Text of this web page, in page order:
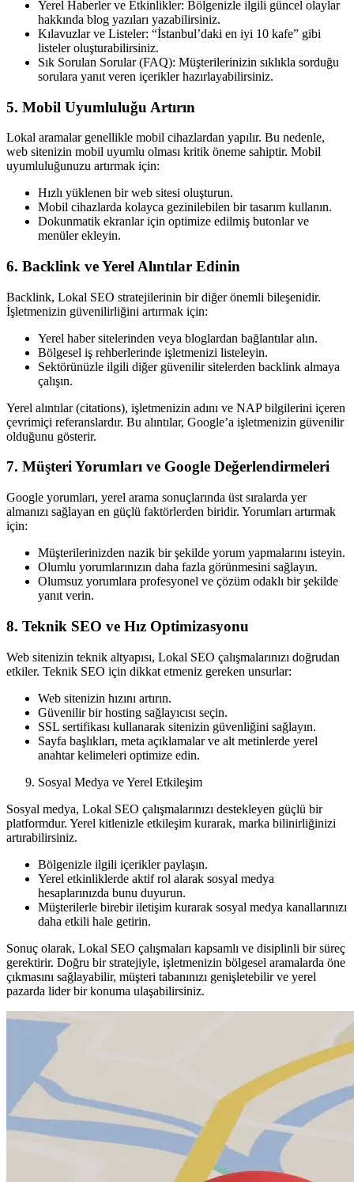
Yerel Haberler ve Etkinlikler: Bölgenizle ilgili güncel olaylar
hakkında blog yazıları yazabilirsiniz.
Kılavuzlar ve Listeler: “İstanbul’daki en iyi 10 kafe” gibi
listeler oluşturabilirsiniz.
Sık Sorulan Sorular (FAQ): Müşterilerinizin sıklıkla sorduğu
sorulara yanıt veren içerikler hazırlayabilirsiniz.
5. Mobil Uyumluluğu Artırın
Lokal aramalar genellikle mobil cihazlardan yapılır. Bu nedenle,
web sitenizin mobil uyumlu olması kritik öneme sahiptir. Mobil
uyumluluğunuzu artırmak için:
Hızlı yüklenen bir web sitesi oluşturun.
Mobil cihazlarda kolayca gezinilebilen bir tasarım kullanın.
Dokunmatik ekranlar için optimize edilmiş butonlar ve
menüler ekleyin.
6. Backlink ve Yerel Alıntılar Edinin
Backlink, Lokal SEO stratejilerinin bir diğer önemli bileşenidir.
İşletmenizin güvenilirliğini artırmak için:
Yerel haber sitelerinden veya bloglardan bağlantılar alın.
Bölgesel iş rehberlerinde işletmenizi listeleyin.
Sektörünüzle ilgili diğer güvenilir sitelerden backlink almaya
çalışın.
Yerel alıntılar (citations), işletmenizin adını ve NAP bilgilerini içeren
çevrimiçi referanslardır. Bu alıntılar, Google’a işletmenizin güvenilir
olduğunu gösterir.
7. Müşteri Yorumları ve Google Değerlendirmeleri
Google yorumları, yerel arama sonuçlarında üst sıralarda yer
almanızı sağlayan en güçlü faktörlerden biridir. Yorumları artırmak
için:
Müşterilerinizden nazik bir şekilde yorum yapmalarını isteyin.
Olumlu yorumlarınızın daha fazla görünmesini sağlayın.
Olumsuz yorumlara profesyonel ve çözüm odaklı bir şekilde
yanıt verin.
8. Teknik SEO ve Hız Optimizasyonu
Web sitenizin teknik altyapısı, Lokal SEO çalışmalarınızı doğrudan
etkiler. Teknik SEO için dikkat etmeniz gereken unsurlar:
Web sitenizin hızını artırın.
Güvenilir bir hosting sağlayıcısı seçin.
SSL sertifikası kullanarak sitenizin güvenliğini sağlayın.
Sayfa başlıkları, meta açıklamalar ve alt metinlerde yerel
anahtar kelimeleri optimize edin.
Sosyal Medya ve Yerel Etkileşim
Sosyal medya, Lokal SEO çalışmalarınızı destekleyen güçlü bir
platformdur. Yerel kitlenizle etkileşim kurarak, marka bilinirliğinizi
artırabilirsiniz.
Bölgenizle ilgili içerikler paylaşın.
Yerel etkinliklerde aktif rol alarak sosyal medya
hesaplarınızda bunu duyurun.
Müşterilerle birebir iletişim kurarak sosyal medya kanallarınızı
daha etkili hale getirin.
Sonuç olarak, Lokal SEO çalışmaları kapsamlı ve disiplinli bir süreç
gerektirir. Doğru bir stratejiyle, işletmenizin bölgesel aramalarda öne
çıkmasını sağlayabilir, müşteri tabanınızı genişletebilir ve yerel
pazarda lider bir konuma ulaşabilirsiniz.